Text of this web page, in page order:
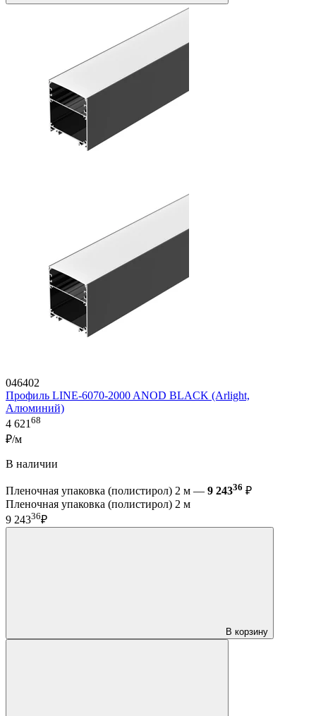
046402
Профиль LINE-6070-2000 ANOD BLACK (Arlight,
Алюминий)
4 62168
₽/м
В наличии
Пленочная упаковка (полистирол) 2 м — 9 24336 ₽
Пленочная упаковка (полистирол) 2 м
9 24336₽
В корзину